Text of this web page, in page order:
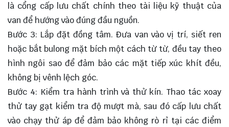
là cổng cấp lưu chất chính theo tài liệu kỹ thuật của
van để hướng vào đúng đầu nguồn.
Bước 3: Lắp đặt đồng tâm. Đưa van vào vị trí, siết ren
hoặc bắt bulong mặt bích một cách từ từ, đều tay theo
hình ngôi sao để đảm bảo các mặt tiếp xúc khít đều,
không bị vênh lệch góc.
Bước 4: Kiểm tra hành trình và thử kín. Thao tác xoay
thử tay gạt kiểm tra độ mượt mà, sau đó cấp lưu chất
vào chạy thử áp để đảm bảo không rò rỉ tại các điểm